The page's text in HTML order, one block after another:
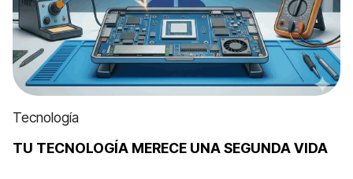
Tecnología
TU TECNOLOGÍA MERECE UNA SEGUNDA VIDA